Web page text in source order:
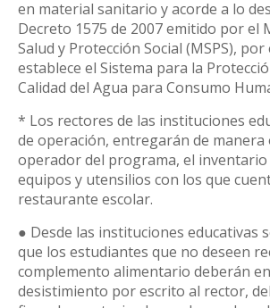
en material sanitario y acorde a lo
Decreto 1575 de 2007 emitido por el
Salud y Protección Social (MSPS), por
establece el Sistema para la
Calidad del Agua para Consumo
* Los rectores de las instituciones
de operación, entregarán de
operador del programa, el inventario
equipos y utensilios con los que
restaurante escolar.
● Desde las instituciones educativas
que los estudiantes que no deseen
complemento alimentario deberán
desistimiento por escrito al rector,